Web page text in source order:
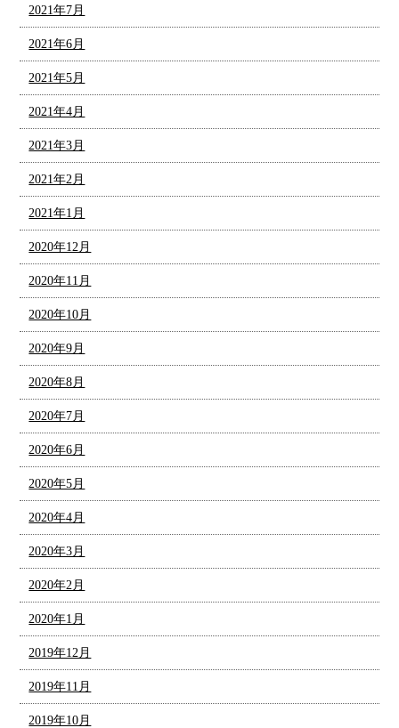
2021年7月
2021年6月
2021年5月
2021年4月
2021年3月
2021年2月
2021年1月
2020年12月
2020年11月
2020年10月
2020年9月
2020年8月
2020年7月
2020年6月
2020年5月
2020年4月
2020年3月
2020年2月
2020年1月
2019年12月
2019年11月
2019年10月